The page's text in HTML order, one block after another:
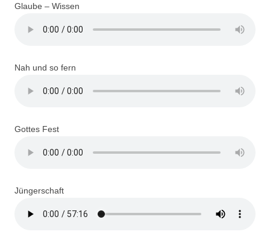
Glaube – Wissen
Nah und so fern
Gottes Fest
Jüngerschaft